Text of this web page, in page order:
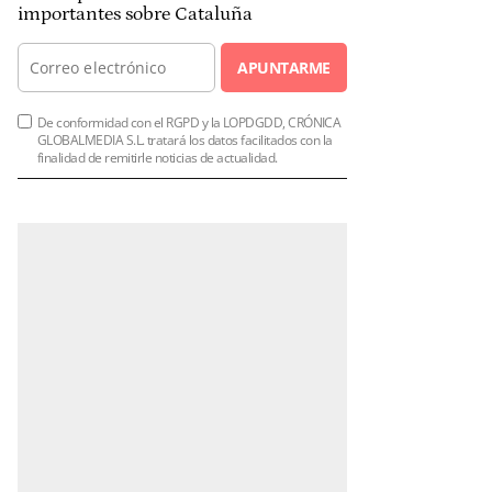
importantes sobre Cataluña
APUNTARME
De conformidad con el RGPD y la LOPDGDD, CRÓNICA
GLOBALMEDIA S.L. tratará los datos facilitados con la
finalidad de remitirle noticias de actualidad.